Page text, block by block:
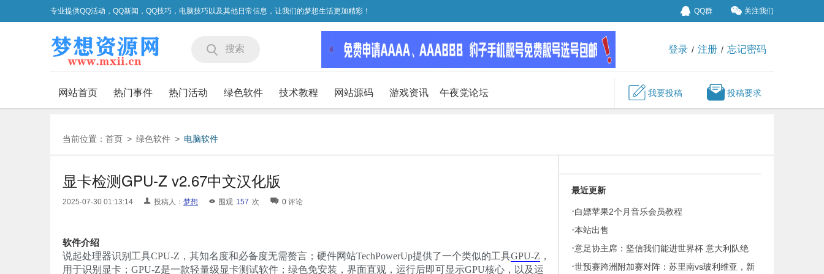
专业提供QQ活动，QQ新闻，QQ技巧，电脑技巧以及其他日常信息，让我们的梦想生活更加精彩！ QQ群 关注我们
搜索 登录 / 注册 / 忘记密码
网站首页 热门事件 热门活动 绿色软件 技术教程 网站源码 游戏资讯 午夜党论坛 我要投稿 投稿要求
当前位置： 首页 > 绿色软件 > 电脑软件
显卡检测GPU-Z v2.67中文汉化版
2025-07-30 01:13:14 投稿人： 梦想 围观 157 次 0 评论
软件介绍
说起处理器识别工具CPU-Z，其知名度和必备度无需赘言；硬件网站TechPowerUp提供了一个类似的工具GPU-Z ，
用于识别显卡；GPU-Z是一款轻量级显卡测试软件；绿色免安装，界面直观，运行后即可显示GPU核心，以及运
最近更新
·白嫖苹果2个月音乐会员教程
·本站出售
·意足协主席：坚信我们能进世界杯 意大利队绝
非人们说的那么糟糕
·世预赛跨洲附加赛对阵：苏里南vs玻利维亚，新